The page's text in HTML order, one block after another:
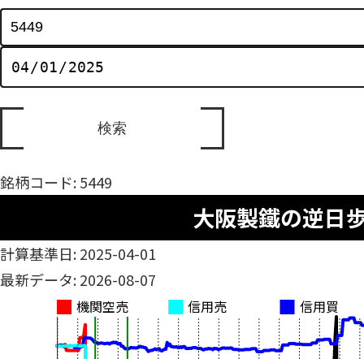
銘柄コード: 5449
大阪製鐵の逆日
計算基準日: 2025-04-01
最新データ: 2026-08-07
機関空売 信用売 信用買